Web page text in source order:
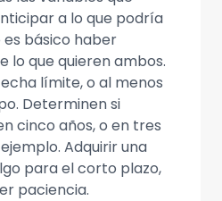
a lo que podría
es básico haber
lo que quieren ambos.
límite, o al menos
Determinen si
cinco años, o en tres
Adquirir una
para el corto plazo,
paciencia.